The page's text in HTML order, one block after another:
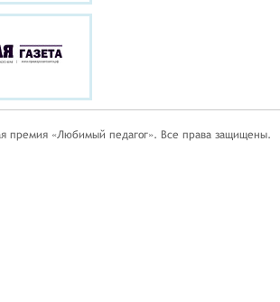
премия «Любимый педагог». Все права защищены.